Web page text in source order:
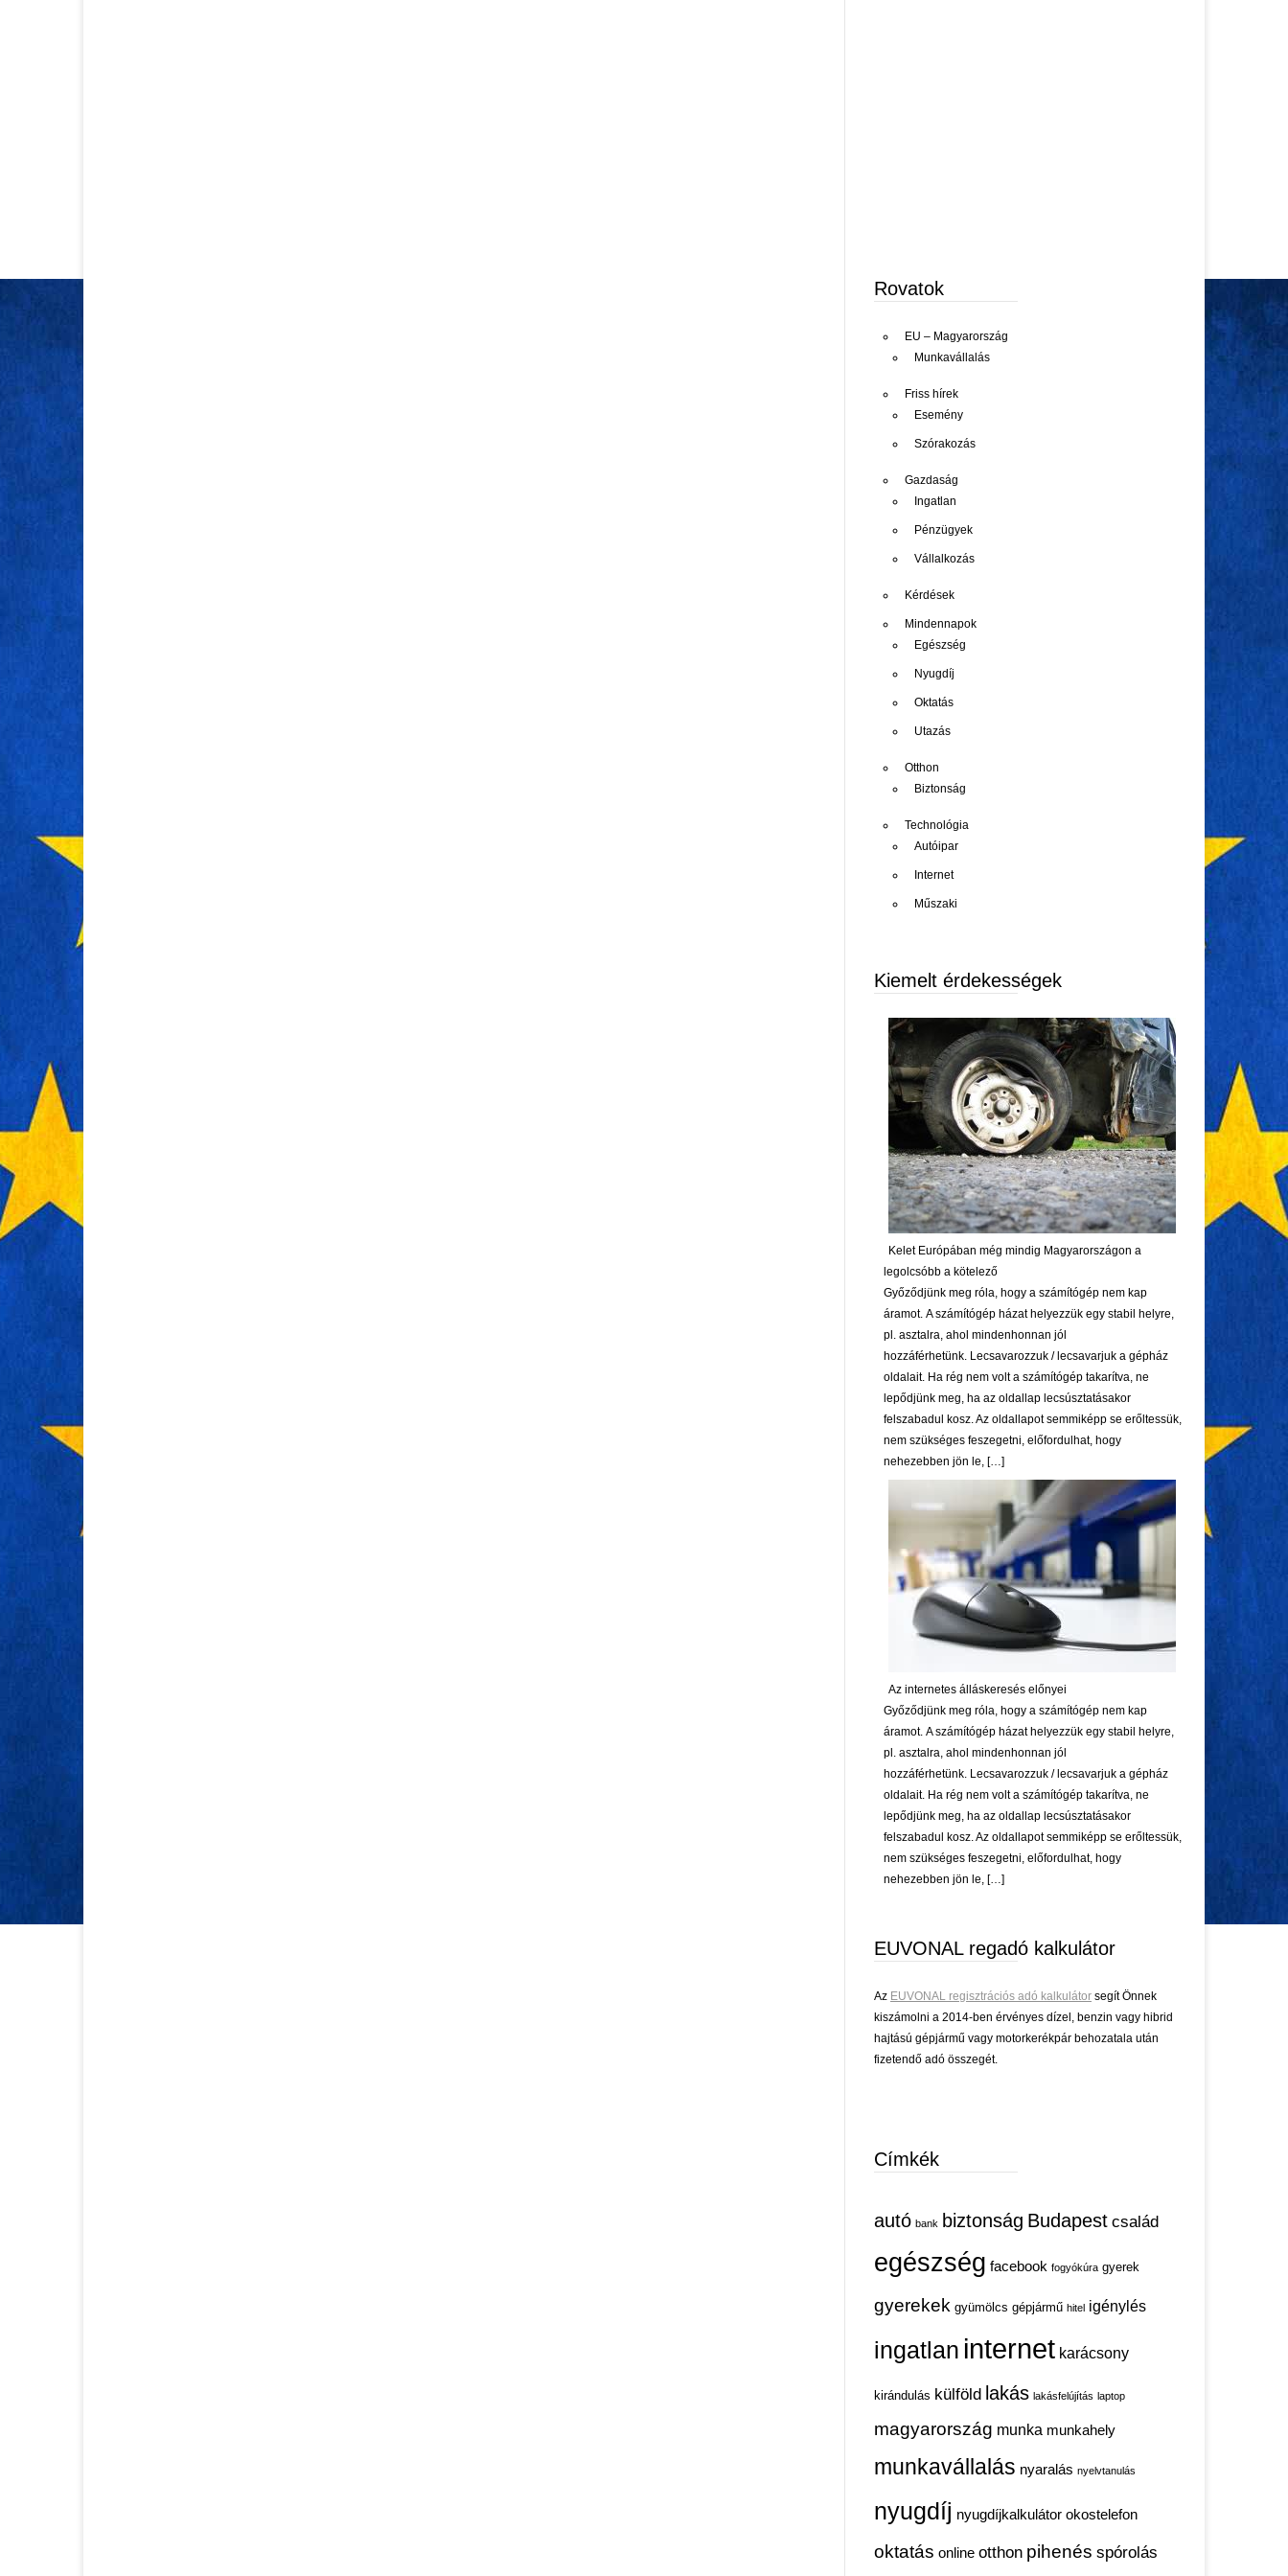
Rovatok
EU – Magyarország
Munkavállalás
Friss hírek
Esemény
Szórakozás
Gazdaság
Ingatlan
Pénzügyek
Vállalkozás
Kérdések
Mindennapok
Egészség
Nyugdíj
Oktatás
Utazás
Otthon
Biztonság
Technológia
Autóipar
Internet
Műszaki
Kiemelt érdekességek
Kelet Európában még mindig Magyarországon a
legolcsóbb a kötelező
Győződjünk meg róla, hogy a számítógép nem kap
áramot. A számítógép házat helyezzük egy stabil helyre,
pl. asztalra, ahol mindenhonnan jól
hozzáférhetünk. Lecsavarozzuk / lecsavarjuk a gépház
oldalait. Ha rég nem volt a számítógép takarítva, ne
lepődjünk meg, ha az oldallap lecsúsztatásakor
felszabadul kosz. Az oldallapot semmiképp se erőltessük,
nem szükséges feszegetni, előfordulhat, hogy
nehezebben jön le, […]
Az internetes álláskeresés előnyei
Győződjünk meg róla, hogy a számítógép nem kap
áramot. A számítógép házat helyezzük egy stabil helyre,
pl. asztalra, ahol mindenhonnan jól
hozzáférhetünk. Lecsavarozzuk / lecsavarjuk a gépház
oldalait. Ha rég nem volt a számítógép takarítva, ne
lepődjünk meg, ha az oldallap lecsúsztatásakor
felszabadul kosz. Az oldallapot semmiképp se erőltessük,
nem szükséges feszegetni, előfordulhat, hogy
nehezebben jön le, […]
EUVONAL regadó kalkulátor
Az EUVONAL regisztrációs adó kalkulátor segít Önnek
kiszámolni a 2014-ben érvényes dízel, benzin vagy hibrid
hajtású gépjármű vagy motorkerékpár behozatala után
fizetendő adó összegét.
Címkék
autó bank biztonság Budapest család
egészség facebook fogyókúra gyerek
gyerekek gyümölcs gépjármű hitel igénylés
ingatlan internet karácsony
kirándulás külföld lakás lakásfelújítás laptop
magyarország munka munkahely
munkavállalás nyaralás nyelvtanulás
nyugdíj nyugdíjkalkulátor okostelefon
oktatás online otthon pihenés spórolás